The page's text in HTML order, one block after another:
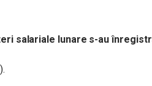
salariale lunare s-au